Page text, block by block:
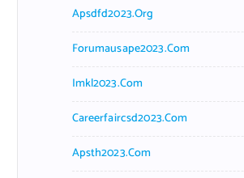
Apsdfd2023.org
Forumausape2023.com
Imkl2023.com
Careerfaircsd2023.com
Apsth2023.com